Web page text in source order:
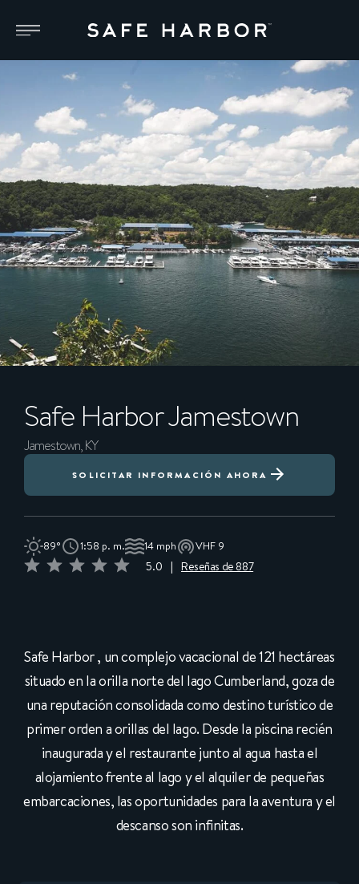
Safe HarborJamestown
Jamestown, KY
SOLICITAR INFORMACIÓN AHORA
89° 1:58 p. m. 14 mph VHF 9
5.0 Reseñas de 887
Safe Harbor , un complejo vacacional de 121 hectáreas
situado en la orilla norte del lago Cumberland, goza de
una reputación consolidada como destino turístico de
primer orden a orillas del lago. Desde la piscina recién
inaugurada y el restaurante junto al agua hasta el
alojamiento frente al lago y el alquiler de pequeñas
embarcaciones, las oportunidades para la aventura y el
descanso son infinitas.